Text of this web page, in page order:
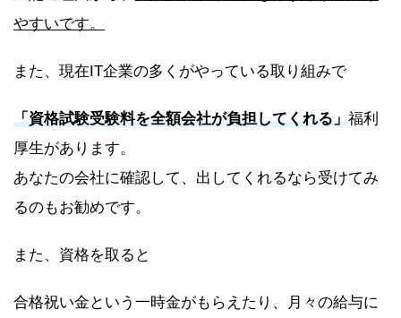
やすいです。
また、現在IT企業の多くがやっている取り組みで
「資格試験受験料を全額会社が負担してくれる」福利
厚生があります。
あなたの会社に確認して、出してくれるなら受けてみ
るのもお勧めです。
また、資格を取ると
合格祝い金という一時金がもらえたり、月々の給与に